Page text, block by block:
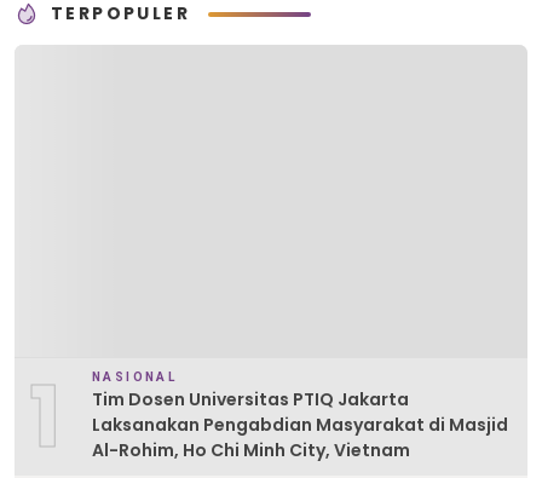
TERPOPULER
1 NASIONAL
Tim Dosen Universitas PTIQ Jakarta
Laksanakan Pengabdian Masyarakat di Masjid
Al-Rohim, Ho Chi Minh City, Vietnam